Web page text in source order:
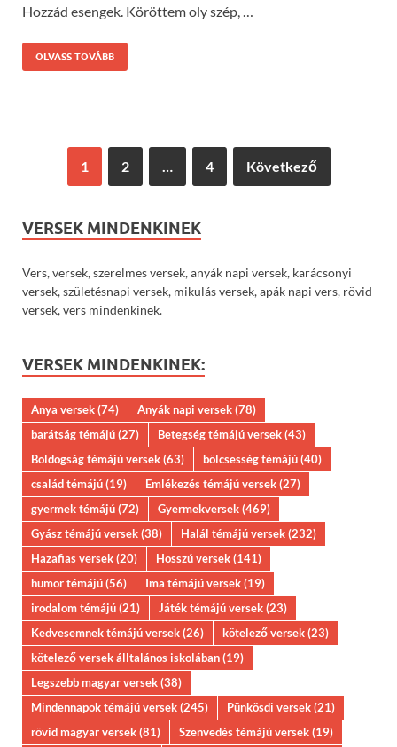
Hozzád esengek. Köröttem oly szép, …
OLVASS TOVÁBB
1 2 … 4 Következő
VERSEK MINDENKINEK
Vers, versek, szerelmes versek, anyák napi versek, karácsonyi
versek, születésnapi versek, mikulás versek, apák napi vers, rövid
versek, vers mindenkinek.
VERSEK MINDENKINEK:
Anya versek(74) Anyák napi versek(78)
barátság témájú(27) Betegség témájú versek(43)
Boldogság témájú versek(63) bölcsesség témájú(40)
család témájú(19) Emlékezés témájú versek(27)
gyermek témájú(72) Gyermekversek(469)
Gyász témájú versek(38) Halál témájú versek(232)
Hazafias versek(20) Hosszú versek(141)
humor témájú(56) Ima témájú versek(19)
irodalom témájú(21) Játék témájú versek(23)
Kedvesemnek témájú versek(26) kötelező versek(23)
kötelező versek álltalános iskolában(19)
Legszebb magyar versek(38)
Mindennapok témájú versek(245) Pünkösdi versek(21)
rövid magyar versek(81) Szenvedés témájú versek(19)